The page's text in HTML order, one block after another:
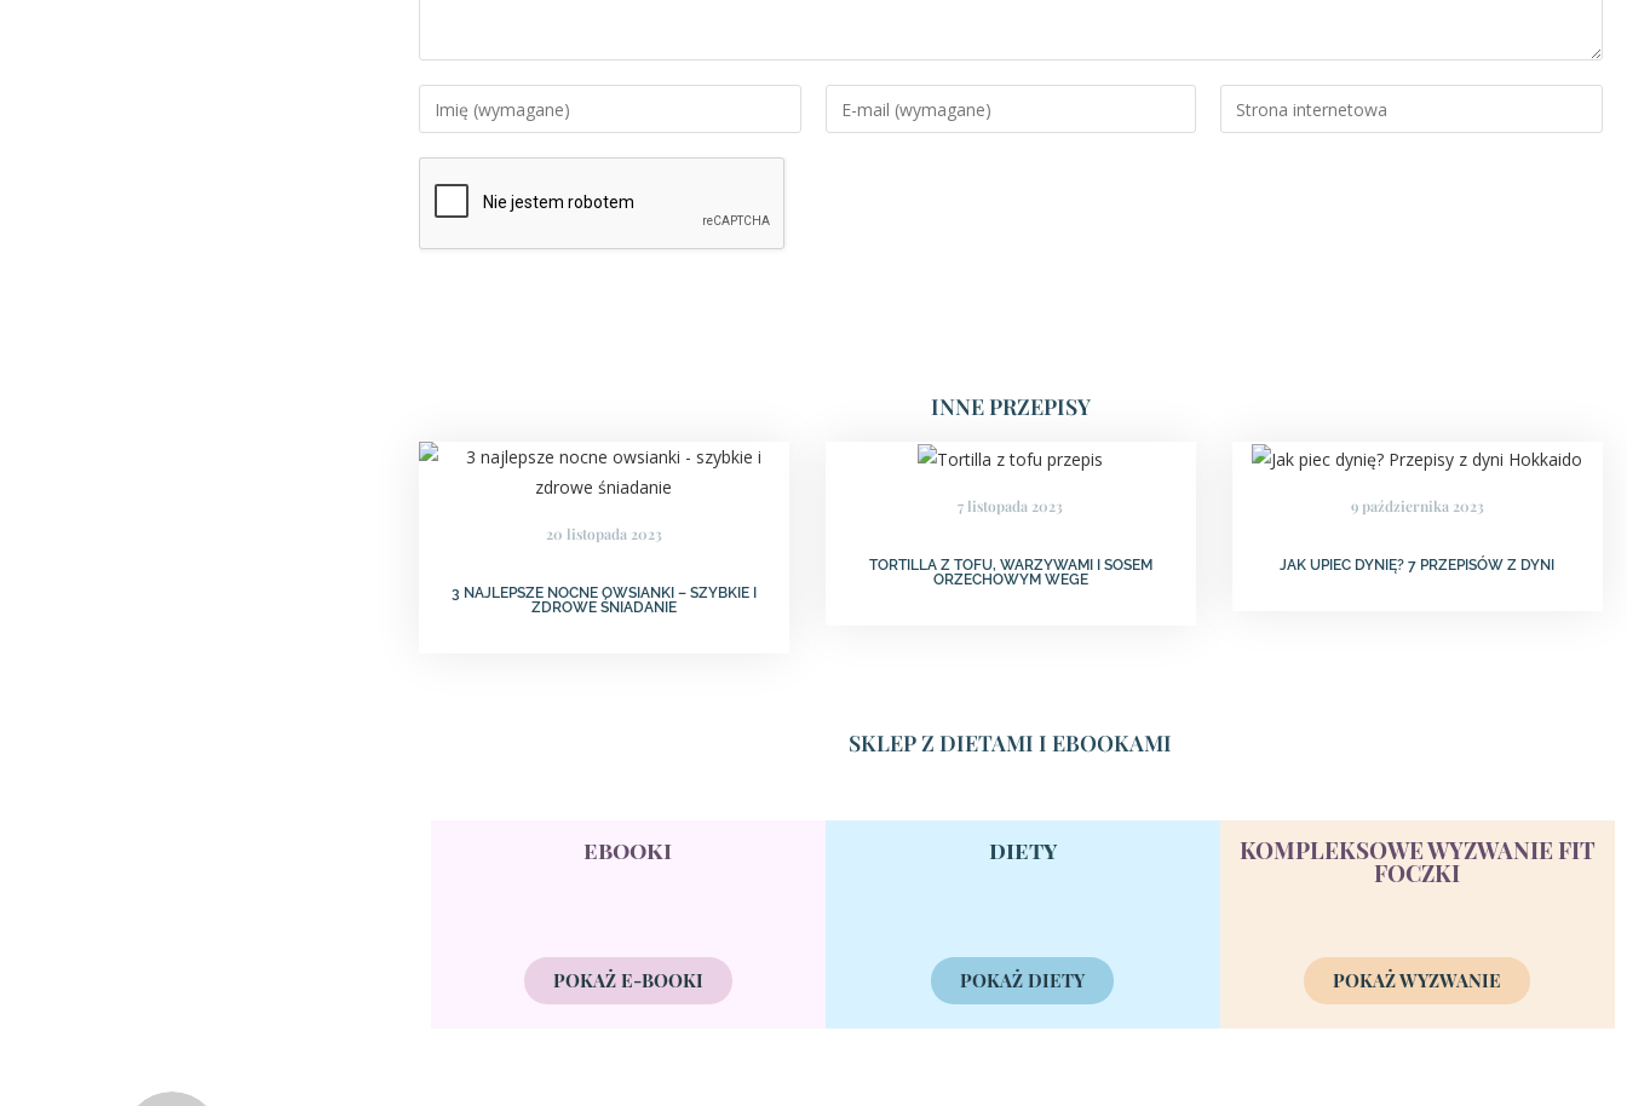
INNE PRZEPISY
20 listopada 2023
3 NAJLEPSZE NOCNE OWSIANKI – SZYBKIE I
ZDROWE ŚNIADANIE
7 listopada 2023
TORTILLA Z TOFU, WARZYWAMI I SOSEM
ORZECHOWYM WEGE
9 października 2023
JAK UPIEC DYNIĘ? 7 PRZEPISÓW Z DYNI
SKLEP Z DIETAMI I EBOOKAMI
ebooki
POKAŻ E-BOOKI
diety
POKAŻ DIETY
KOMPLEKSOWE WYZWANIE FIT
FOCZKI
POKAŻ WYZWANIE